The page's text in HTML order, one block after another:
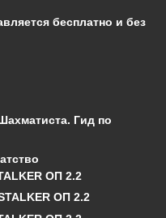
бесплатно и без
Гид по
ОП 2.2
ОП 2.2